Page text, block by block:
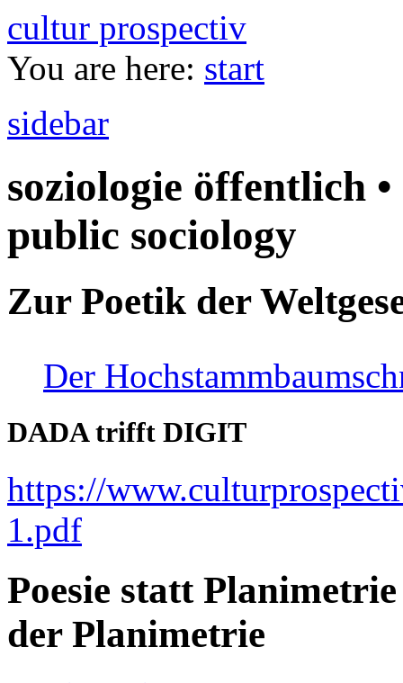
cultur prospectiv
You are here: start
sidebar
soziologie öffentlich
public sociology
Zur Poetik der
Der
DADA trifft DIGIT
https://
1.pdf
Poesie statt
der Planimetrie